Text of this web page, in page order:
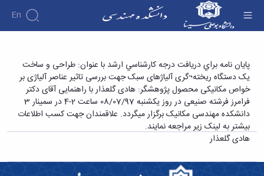
En
دانشکده
درباره
دانشکده
تاریخچه
ریاست
دانشکده
روسای
پیشین
آموزش
دوره
کارشناسی
فرم
ها
و
آئین
پژوهش
پژوهش
هفته
پژوهش
کارگاه ها
ها
اساتید
اساتید
دانشکده
اساتید
آموزشی
گروه
آموزشی
پایان نامه برای دریافت درجه کارشناسی ارشد با
عنوان: طراحی و ساخت یک دستگاه ریخته¬گری
آلیاژهای سبک جهت بررسی تاثیر عناصر آلیاژی بر
خواص مکانیکی محصول پژوهشگر: هادی گلعذار -
دانشکده فنی و مهندسی
پايان نامه براي دريافت درجه كارشناسي ارشد با عنوان: طراحی و ساخت
یک دستگاه ریخته¬گری آلیاژهای سبک جهت بررسی تاثیر عناصر آلیاژی بر
خواص مکانیکی محصول پژوهشگر: هادی گلعذار با راهنمایی آقای دکتر
فرامرز فرشته صنیعی در روز یکشنبه 08/07/97 ساعت 2-4 در سمینار 3
دانشکده مهندسی مکانیک برگزار میگردد. علاقمندان جهت کسب اطلاعات
بیشتر به لینک زیر مراجعه نمایند.
هادی گلعذار